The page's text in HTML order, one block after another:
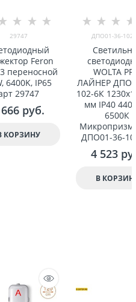
29747
Feron
переносной
6400K, IP65
29747
руб.
КОРЗИНУ
ДПО01-36-
WOLTA
ЛАЙНЕР
102-6К
мм IP40
6500К
ДПО01-36-
4 523
В